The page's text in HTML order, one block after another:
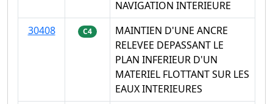
NAVIGATION INTERIEURE
30408
C4
MAINTIEN D'UNE ANCRE
RELEVEE DEPASSANT LE
PLAN INFERIEUR D'UN
MATERIEL FLOTTANT SUR LES
EAUX INTERIEURES